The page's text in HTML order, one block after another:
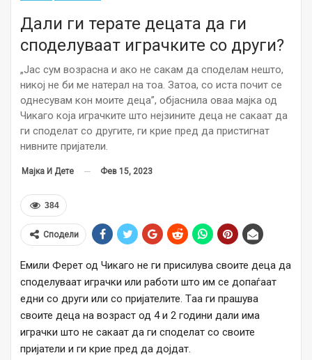
Дали ги терате децата да ги
споделуваат играчките со други?
„Јас сум возрасна и ако не сакам да споделам нешто,
никој не би ме натерал на тоа. Затоа, со иста почит се
однесувам кон моите деца”, објаснила оваа мајка од
Чикаго која играчките што нејзините деца не сакаат да
ги споделат со другите, ги крие пред да пристигнат
нивните пријатели.
Мајка И Дете Фев 15, 2023
384
Сподели
Емили Ферет од Чикаго не ги присилува своите деца да
споделуваат играчки или работи што им се допаѓаат
едни со други или со пријателите. Тaa ги прашува
своите деца на возраст од 4 и 2 години дали има
играчки што не сакаат да ги споделат со своите
пријатели и ги крие пред да дојдат.